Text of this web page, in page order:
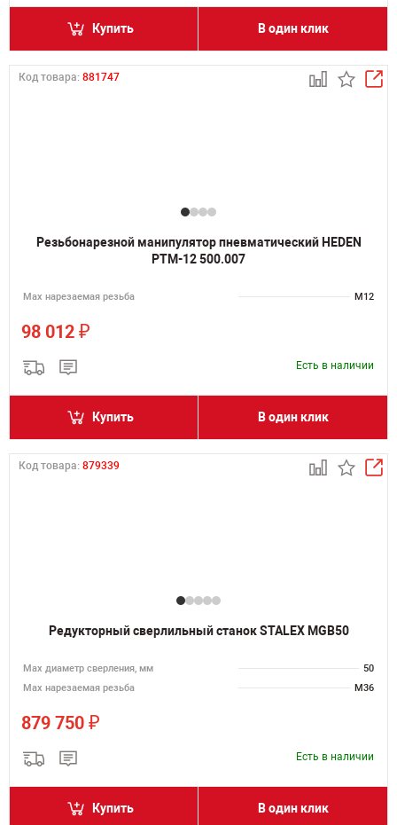
Купить В один клик
Код товара: 881747
Резьбонарезной манипулятор пневматический HEDEN
PTM-12 500.007
Мах нарезаемая резьба M12
98 012 ₽
Есть в наличии
Купить В один клик
Код товара: 879339
Редукторный сверлильный станок STALEX MGB50
Мах диаметр сверления, мм
50
Мах нарезаемая резьба
M36
879 750 ₽
Есть в наличии
Купить В один клик